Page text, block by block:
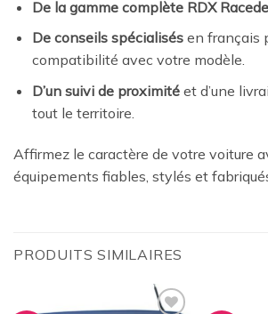
De la gamme complète RDX
De conseils spécialisésen français
compatibilité avec votre modèle.
D’un suivi de proximitéet d’une
tout le territoire.
Affirmez le caractère de votre voiture
équipements fiables, stylés et
PRODUITS SIMILAIRES